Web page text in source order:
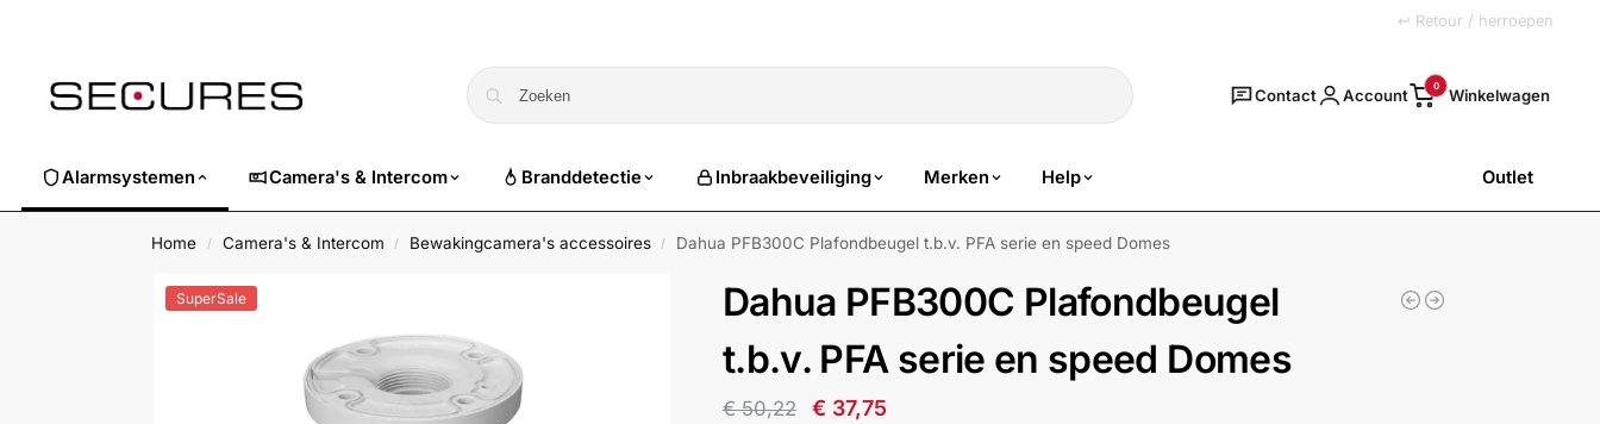
↩ Retour / herroepen
Zoeken
Contact Account 0
Alarmsystemen Camera's & Intercom Branddetectie Inbraakbeveiliging Merken Help Outlet
Home / Camera's & Intercom / Bewakingcamera's accessoires / Dahua PFB300C Plafondbeugel t.b.v. PFA serie en speed Domes
SuperSale
Dahua PFB300C Plafondbeugel
t.b.v. PFA serie en speed Domes
€50,22 € 37,75